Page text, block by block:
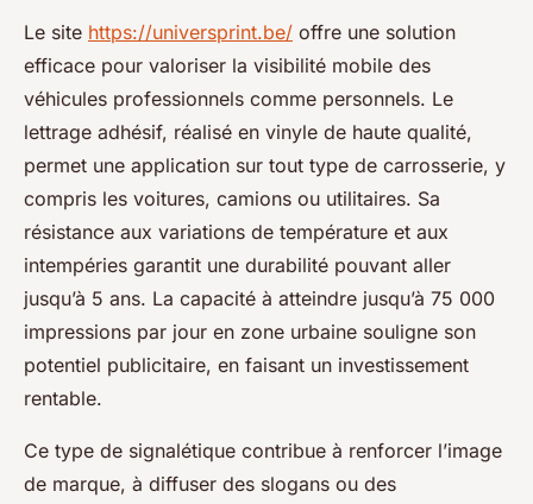
Le site https://universprint.be/ offre une solution
efficace pour valoriser la visibilité mobile des
véhicules professionnels comme personnels. Le
lettrage adhésif, réalisé en vinyle de haute qualité,
permet une application sur tout type de carrosserie, y
compris les voitures, camions ou utilitaires. Sa
résistance aux variations de température et aux
intempéries garantit une durabilité pouvant aller
jusqu’à 5 ans. La capacité à atteindre jusqu’à 75 000
impressions par jour en zone urbaine souligne son
potentiel publicitaire, en faisant un investissement
rentable.
Ce type de signalétique contribue à renforcer l’image
de marque, à diffuser des slogans ou des